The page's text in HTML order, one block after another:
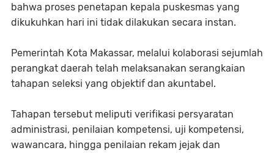
bahwa proses penetapan kepala puskesmas yang
dikukuhkan hari ini tidak dilakukan secara instan.
Pemerintah Kota Makassar, melalui kolaborasi sejumlah
perangkat daerah telah melaksanakan serangkaian
tahapan seleksi yang objektif dan akuntabel.
Tahapan tersebut meliputi verifikasi persyaratan
administrasi, penilaian kompetensi, uji kompetensi,
wawancara, hingga penilaian rekam jejak dan